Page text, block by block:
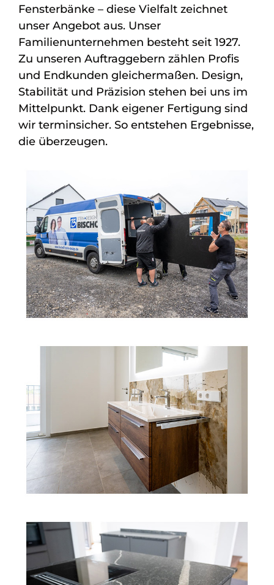
Fensterbänke – diese Vielfalt zeichnet
unser Angebot aus. Unser
Familienunternehmen besteht seit 1927.
Zu unseren Auftraggebern zählen Profis
und Endkunden gleichermaßen. Design,
Stabilität und Präzision stehen bei uns im
Mittelpunkt. Dank eigener Fertigung sind
wir terminsicher. So entstehen Ergebnisse,
die überzeugen.